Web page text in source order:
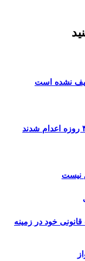
نشده است
خود در زمینه